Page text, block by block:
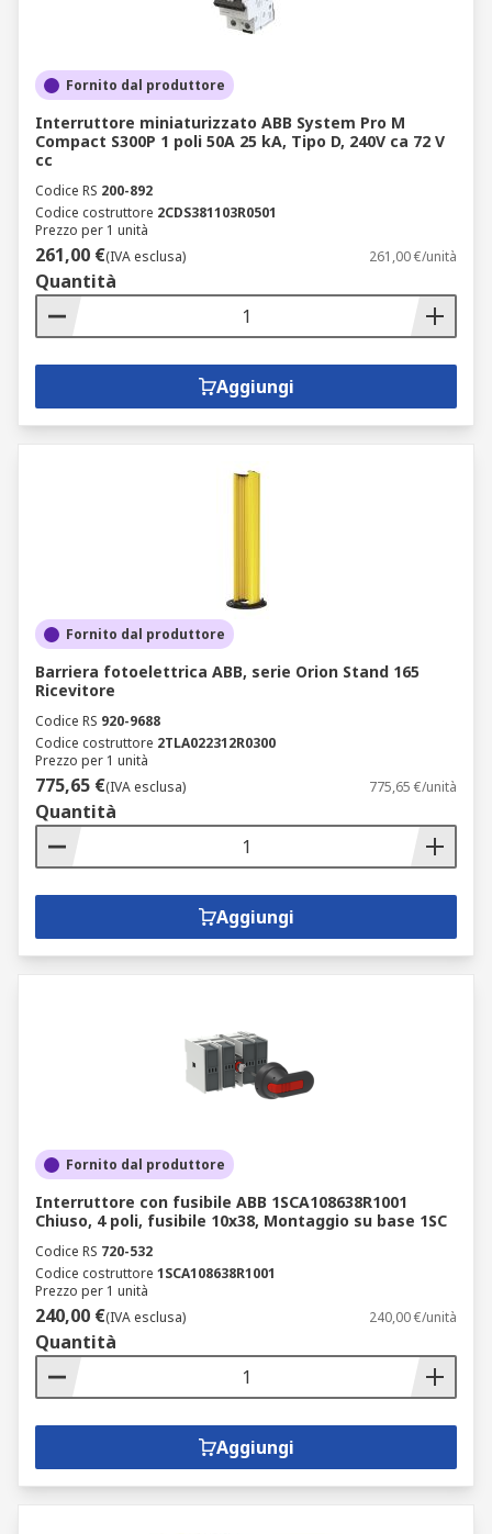
Fornito dal produttore
Interruttore miniaturizzato ABB System Pro M
Compact S300P 1 poli 50A 25 kA, Tipo D, 240V ca 72 V
cc
Codice RS 200-892
Codice costruttore 2CDS381103R0501
Prezzo per 1 unità
261,00 €(IVA esclusa) 261,00 €/unità
Quantità
Aggiungi
Fornito dal produttore
Barriera fotoelettrica ABB, serie Orion Stand 165
Ricevitore
Codice RS 920-9688
Codice costruttore 2TLA022312R0300
Prezzo per 1 unità
775,65 €(IVA esclusa) 775,65 €/unità
Quantità
Aggiungi
Fornito dal produttore
Interruttore con fusibile ABB 1SCA108638R1001
Chiuso, 4 poli, fusibile 10x38, Montaggio su base 1SC
Codice RS 720-532
Codice costruttore 1SCA108638R1001
Prezzo per 1 unità
240,00 €(IVA esclusa) 240,00 €/unità
Quantità
Aggiungi